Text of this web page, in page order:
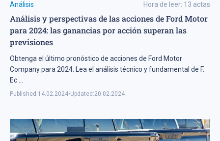
Análisis Hora de leer: 13 actas
Análisis y perspectivas de las acciones de Ford Motor
para 2024: las ganancias por acción superan las
previsiones
Obtenga el último pronóstico de acciones de Ford Motor
Company para 2024. Lea el análisis técnico y fundamental de F.
Ec ...
Published:14.02.2024•Updated:20.02.2024